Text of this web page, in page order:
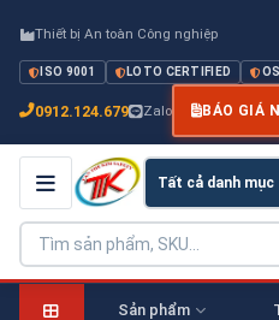
Thiết bị An toàn Công nghiệp
ISO 9001 LOTO CERTIFIED
0912.124.679 Zalo BÁO GIÁ
Sản phẩm